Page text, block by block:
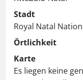
Stadt
Royal Natal
Örtlichkeit
Karte
Es liegen keine